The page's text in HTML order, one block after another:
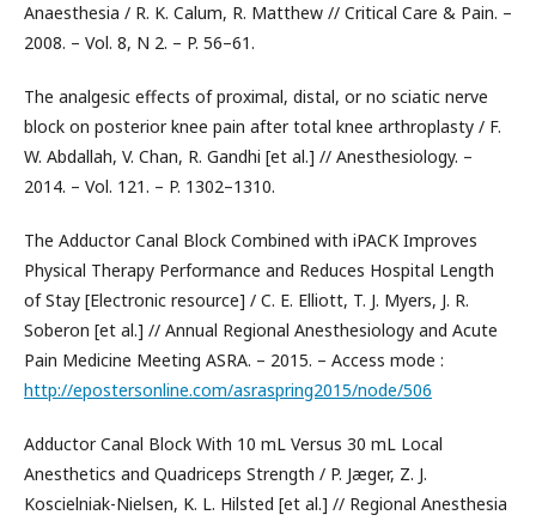
Anaesthesia / R. K. Calum, R. Matthew // Critical Care & Pain. –
2008. – Vol. 8, N 2. – P. 56–61.
The analgesic effects of proximal, distal, or no sciatic nerve
block on posterior knee pain after total knee arthroplasty / F.
W. Abdallah, V. Chan, R. Gandhi [et al.] // Anesthesiology. –
2014. – Vol. 121. – P. 1302–1310.
The Adductor Canal Block Combined with iPACK Improves
Physical Therapy Performance and Reduces Hospital Length
of Stay [Electronic resource] / C. E. Elliott, T. J. Myers, J. R.
Soberon [et al.] // Annual Regional Anesthesiology and Acute
Pain Medicine Meeting ASRA. – 2015. – Access mode :
http://epostersonline.com/asraspring2015/node/506
Adductor Canal Block With 10 mL Versus 30 mL Local
Anesthetics and Quadriceps Strength / P. Jæger, Z. J.
Koscielniak-Nielsen, K. L. Hilsted [et al.] // Regional Anesthesia